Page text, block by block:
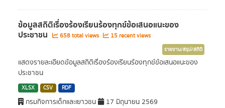
ข้อมูลสถิติเรื่องร้องเรียนร้องทุกข์ข้อเสนอแนะของ
ประชาชน 658 total views 15 recent views
รายงาน/สรุป/สถิติ
แสดงรายละเอียดข้อมูลสถิติเรื่องร้องเรียนร้องทุกข์ข้อเสนอแนะของ
ประชาชน
XLSX CSV RDF
กรมกิจการเด็กและเยาวชน 17 มิถุนายน 2569